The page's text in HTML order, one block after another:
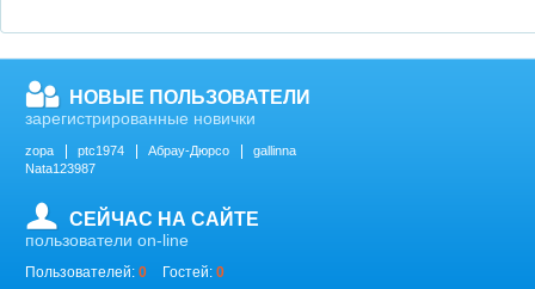
НОВЫЕ ПОЛЬЗОВАТЕЛИ
зарегистрированные новички
zopa ptc1974 Абрау-Дюрсо
gallinna
Nata123987
СЕЙЧАС НА САЙТЕ
пользователи on-line
Пользователей: 0 Гостей: 0